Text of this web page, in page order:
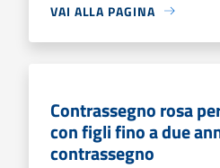
VAI ALLA PAGINA
Contrassegno rosa
con figli fino a due
contrassegno